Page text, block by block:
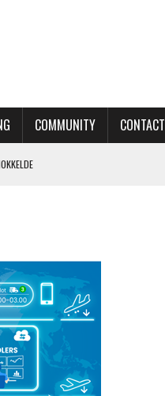
COMMUNITY CONTACT